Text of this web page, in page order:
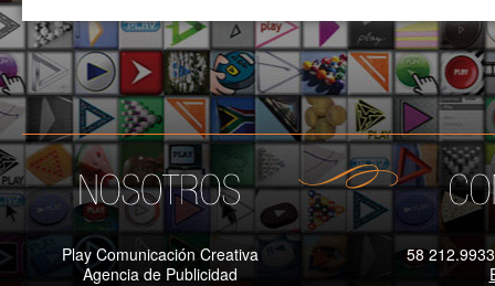
Play Comunicación Creativa
Agencia de Publicidad
58